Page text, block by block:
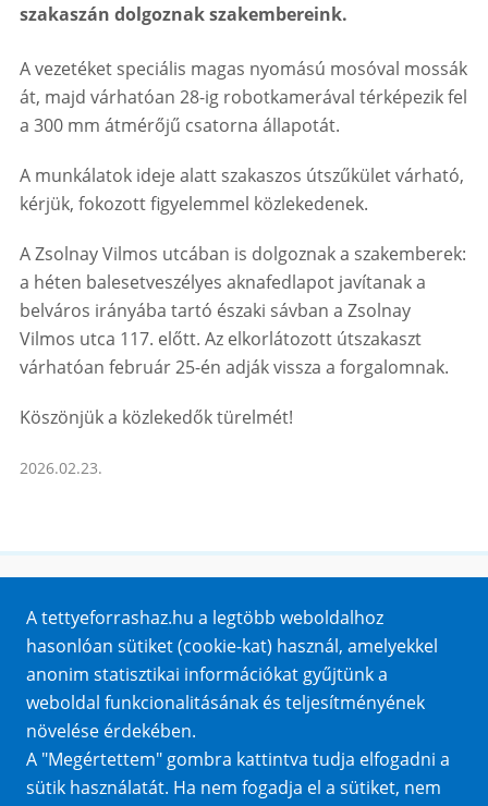
szakaszán dolgoznak szakembereink.
A vezetéket speciális magas nyomású mosóval mossák
át, majd várhatóan 28-ig robotkamerával térképezik fel
a 300 mm átmérőjű csatorna állapotát.
A munkálatok ideje alatt szakaszos útszűkület várható,
kérjük, fokozott figyelemmel közlekedenek.
A Zsolnay Vilmos utcában is dolgoznak a szakemberek:
a héten balesetveszélyes aknafedlapot javítanak a
belváros irányába tartó északi sávban a Zsolnay
Vilmos utca 117. előtt. Az elkorlátozott útszakaszt
várhatóan február 25-én adják vissza a forgalomnak.
Köszönjük a közlekedők türelmét!
2026.02.23.
Impresszum
Sütik
Adatvédelem
Közérdekű adatok
A tettyeforrashaz.hu a legtöbb weboldalhoz
hasonlóan sütiket (cookie-kat) használ, amelyekkel
anonim statisztikai információkat gyűjtünk a
weboldal funkcionalitásának és teljesítményének
növelése érdekében.
A "Megértettem" gombra kattintva tudja elfogadni a
sütik használatát. Ha nem fogadja el a sütiket, nem